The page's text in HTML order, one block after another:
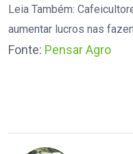
Leia Também:
aumentar lucros nas
Fonte: Pensar Agro